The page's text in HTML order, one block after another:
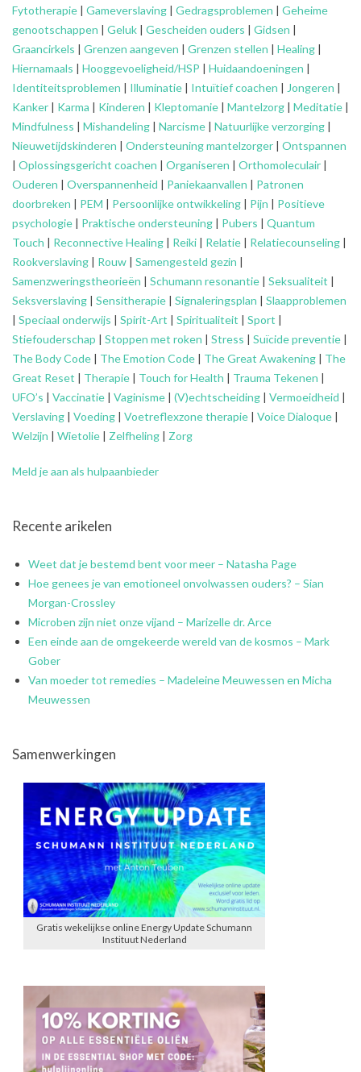
Fytotherapie | Gameverslaving | Gedragsproblemen | Geheime
genootschappen | Geluk | Gescheiden ouders | Gidsen |
Graancirkels | Grenzen aangeven | Grenzen stellen | Healing |
Hiernamaals | Hooggevoeligheid/HSP | Huidaandoeningen |
Identiteitsproblemen | Illuminatie | Intuïtief coachen | Jongeren |
Kanker | Karma | Kinderen | Kleptomanie | Mantelzorg | Meditatie |
Mindfulness | Mishandeling | Narcisme | Natuurlijke verzorging |
Nieuwetijdskinderen | Ondersteuningmantelzorger | Ontspannen
| Oplossingsgericht coachen | Organiseren | Orthomoleculair |
Ouderen | Overspannenheid | Paniekaanvallen | Patronen
doorbreken | PEM | Persoonlijke ontwikkeling | Pijn | Positieve
psychologie | Praktische ondersteuning | Pubers | Quantum
Touch | Reconnective Healing | Reiki | Relatie | Relatiecounseling |
Rookverslaving | Rouw | Samengesteld gezin |
Samenzweringstheorieën | Schumann resonantie | Seksualiteit |
Seksverslaving | Sensitherapie | Signaleringsplan | Slaapproblemen
| Speciaal onderwijs | Spirit-Art | Spiritualiteit | Sport |
Stiefouderschap | Stoppen met roken | Stress | Suïcide preventie |
The Body Code | The Emotion Code | The Great Awakening | The
Great Reset | Therapie | Touch for Health | Trauma Tekenen |
UFO’s | Vaccinatie | Vaginisme | (V)echtscheiding | Vermoeidheid |
Verslaving | Voeding | Voetreflexzone therapie | Voice Dialoque |
Welzijn | Wietolie | Zelfheling | Zorg
Meld je aan als hulpaanbieder
Recente arikelen
Weet dat je bestemd bent voor meer – Natasha Page
Hoe genees je van emotioneel onvolwassen ouders? – Sian
Morgan-Crossley
Microben zijn niet onze vijand – Marizelle dr. Arce
Een einde aan de omgekeerde wereld van de kosmos – Mark
Gober
Van moeder tot remedies – Madeleine Meuwessen en Micha
Meuwessen
Samenwerkingen
Gratis wekelijkse online Energy Update Schumann
Instituut Nederland